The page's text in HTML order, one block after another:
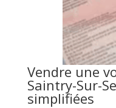
Vendre une
Saintry-Sur-
simplifiées